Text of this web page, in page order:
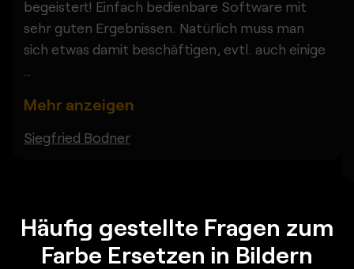
begeistert! Einfach bedienbare Software mit
sehr guten Ergebnissen. Natürlich muss man
sich etwas damit beschäftigen, evtl. auch einige
Mehr anzeigen
Siegfried Bodner
Häufig gestellte Fragen zum
Farbe Ersetzen in Bildern